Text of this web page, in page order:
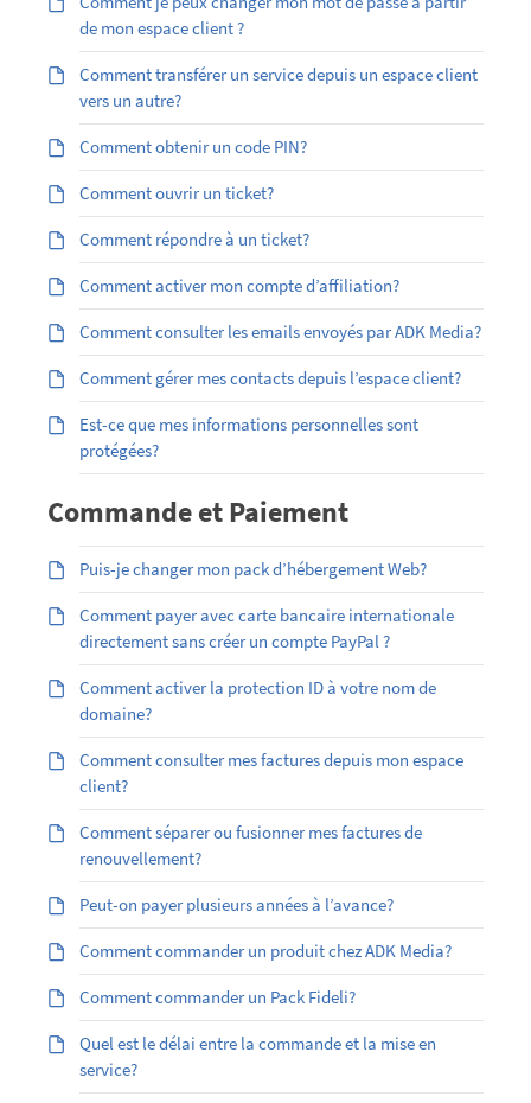
de mon espace client ?
Comment transférer un service depuis un espace client
vers un autre?
Comment obtenir un code PIN?
Comment ouvrir un ticket?
Comment répondre à un ticket?
Comment activer mon compte d’affiliation?
Comment consulter les emails envoyés par ADK Media?
Comment gérer mes contacts depuis l’espace client?
Est-ce que mes informations personnelles sont
protégées?
Commande et Paiement
Puis-je changer mon pack d’hébergement Web?
Comment payer avec carte bancaire internationale
directement sans créer un compte PayPal ?
Comment activer la protection ID à votre nom de
domaine?
Comment consulter mes factures depuis mon espace
client?
Comment séparer ou fusionner mes factures de
renouvellement?
Peut-on payer plusieurs années à l’avance?
Comment commander un produit chez ADK Media?
Comment commander un Pack Fideli?
Quel est le délai entre la commande et la mise en
service?